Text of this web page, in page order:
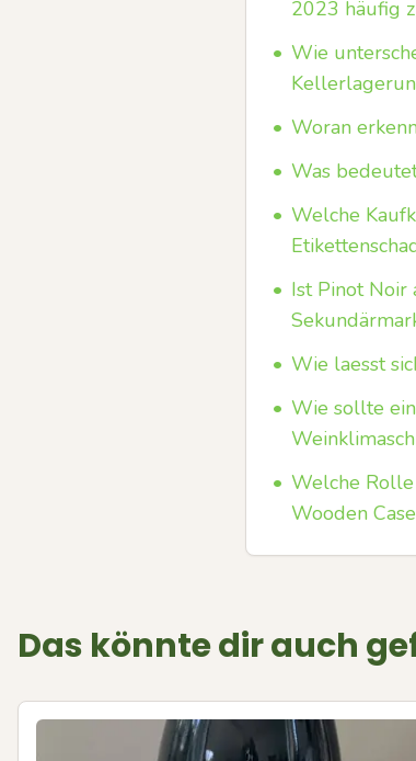
2023 häufig
• Wie
• Woran
• Was
• Welche
• Ist Pinot Noir
• Wie laesst
• Wie sollte
• Welche
Wooden
Das könnte dir auch